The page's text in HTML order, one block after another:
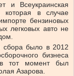
и Всеукраинская
которая в случае
бензиновых
легковых авто не
сбора было в 2012
бизнеса
в тот момент был
Азарова.